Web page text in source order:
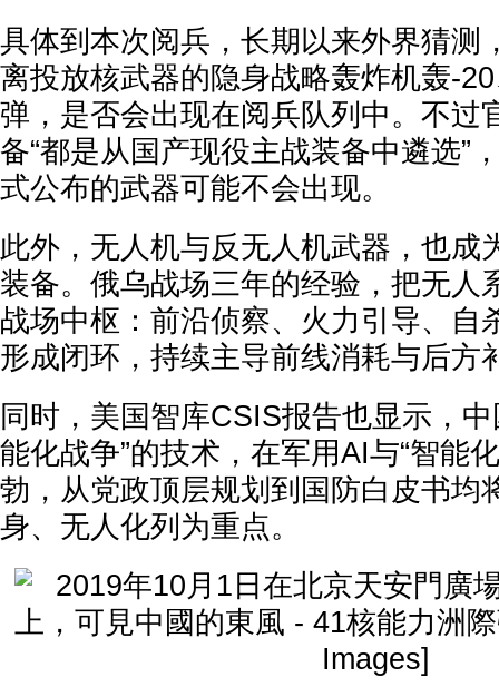
具体到本次阅兵，长期以来外界猜测
离投放核武器的隐身战略轰炸机轰-
弹，是否会出现在阅兵队列中。不过
备“都是从国产现役主战装备中遴选”
式公布的武器可能不会出现。
此外，无人机与反无人机武器，也成
装备。俄乌战场三年的经验，把无人
战场中枢：前沿侦察、火力引导、自
形成闭环，持续主导前线消耗与后方
同时，美国智库CSIS报告也显示，
能化战争”的技术，在军用AI与“智能
勃，从党政顶层规划到国防白皮书均
身、无人化列为重点。